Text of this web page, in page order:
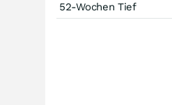
52-Wochen Tief